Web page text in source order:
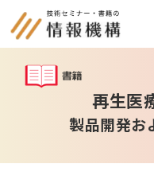
通信教育
再生医
製品開発お